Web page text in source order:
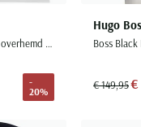
Boss Black business overhemd wit
-
20%
Hugo
€ 149,95€